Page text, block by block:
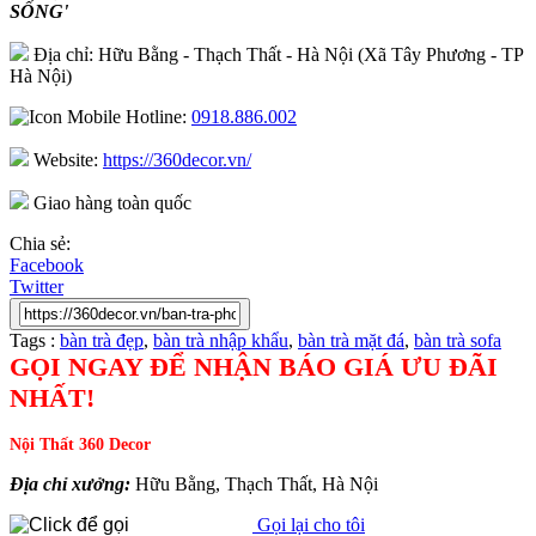
SỐNG'
Địa chỉ: Hữu Bằng - Thạch Thất - Hà Nội (Xã Tây Phương - TP
Hà Nội)
Hotline: 0918.886.002
Website: https://360decor.vn/
Giao hàng toàn quốc
Chia sẻ:
Facebook
Twitter
Tags : bàn trà đẹp, bàn trà nhập khẩu, bàn trà mặt đá, bàn trà sofa
GỌI NGAY ĐỂ NHẬN BÁO GIÁ ƯU ĐÃI
NHẤT!
Nội Thất 360 Decor
Địa chỉ xưởng: Hữu Bằng, Thạch Thất, Hà Nội
Gọi lại cho tôi